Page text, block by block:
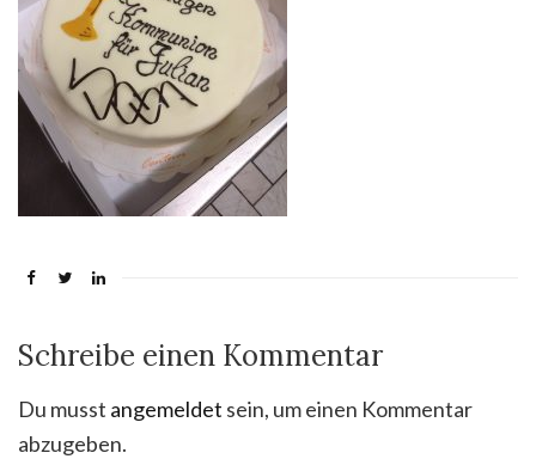
Schreibe einen Kommentar
Du musst angemeldet sein, um einen Kommentar
abzugeben.